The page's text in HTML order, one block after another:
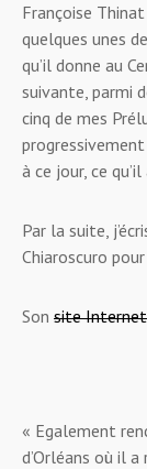
Françoise
quelques unes
qu’il donne au
suivante, parmi
cinq de mes
à ce jour, ce
Par la suite,
Chiaroscuro
Son site Internet
« Egalement
d’Orléans où il